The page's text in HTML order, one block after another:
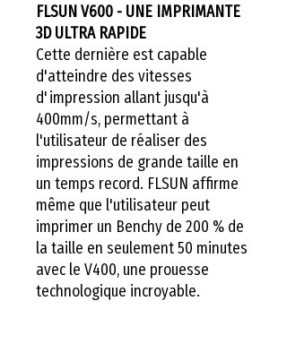
FLSUN V600 - UNE IMPRIMANTE
3D ULTRA RAPIDE
Cette dernière est capable
d'atteindre des vitesses
d'impression allant jusqu'à
400mm/s, permettant à
l'utilisateur de réaliser des
impressions de grande taille en
un temps record. FLSUN affirme
même que l'utilisateur peut
imprimer un Benchy de 200 % de
la taille en seulement 50 minutes
avec le V400, une prouesse
technologique incroyable.